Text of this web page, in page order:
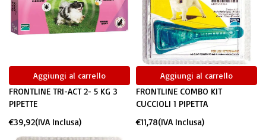
Aggiungi al carrello
FRONTLINE TRI-ACT 2- 5 KG 3
PIPETTE
€39,92(IVA Inclusa)
Aggiungi al carrello
FRONTLINE COMBO KIT
CUCCIOLI 1 PIPETTA
€11,78(IVA Inclusa)